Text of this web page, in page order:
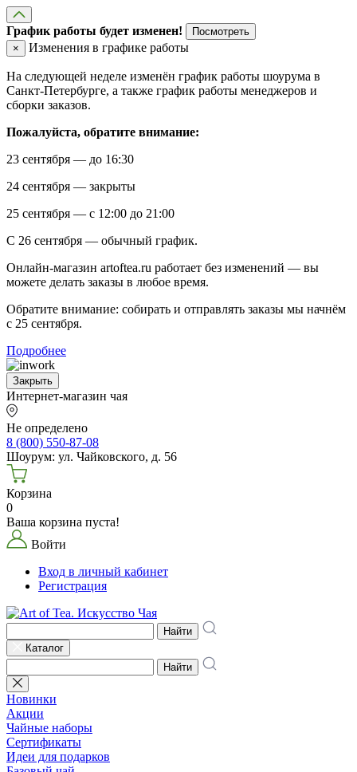
График работы будет изменен!
Посмотреть
×
Изменения в графике работы
На следующей неделе изменён график работы шоурума в
Санкт-Петербурге, а также график работы менеджеров и
сборки заказов.
Пожалуйста, обратите внимание:
23 сентября — до 16:30
24 сентября — закрыты
25 сентября — с 12:00 до 21:00
С 26 сентября — обычный график.
Онлайн-магазин artoftea.ru работает без изменений — вы
можете делать заказы в любое время.
Обратите внимание: собирать и отправлять заказы мы начнём
с 25 сентября.
Подробнее
Закрыть
Интернет-магазин чая
Не определено
8 (800) 550-87-08
Шоурум: ул. Чайковского, д. 56
Корзина
0
Ваша корзина пуста!
Войти
Вход в личный кабинет
Регистрация
Найти
Каталог
Найти
Новинки
Акции
Чайные наборы
Сертификаты
Идеи для подарков